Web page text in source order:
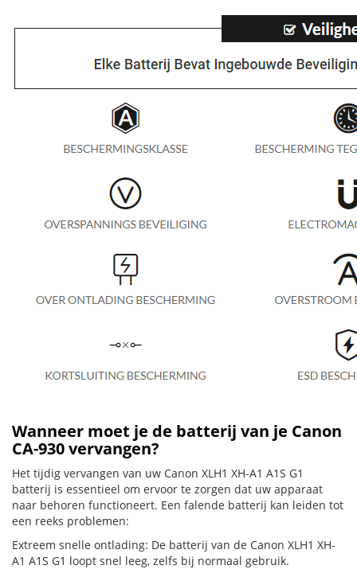
Wanneer moet je de batterij van je Canon
CA-930 vervangen?
Het tijdig vervangen van uw Canon XLH1 XH-A1 A1S G1
batterij is essentieel om ervoor te zorgen dat uw apparaat
naar behoren functioneert. Een falende batterij kan leiden tot
een reeks problemen:
Extreem snelle ontlading: De batterij van de Canon XLH1 XH-
A1 A1S G1 loopt snel leeg, zelfs bij normaal gebruik.